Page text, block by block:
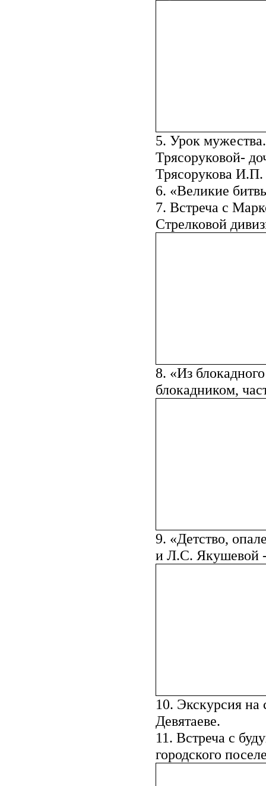
5. Урок
Трясоруковой-
Трясорукова И.П.
6. «Великие
7. Встреча с
Стрелковой
8. «Из
блокадником,
9. «Детство,
и Л.С. Якушевой
10. Экскурсия
Девятаеве.
11. Встреча с
городского